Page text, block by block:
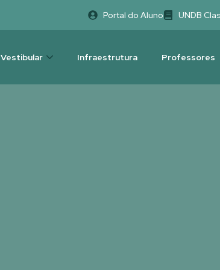
Portal do Aluno UNDB
Vestibular Infraestrutura Professores